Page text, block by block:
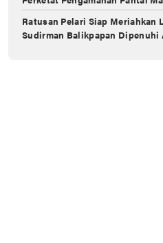
Ratusan Pelari Siap Meriahkan
Sudirman Balikpapan Dipenuhi